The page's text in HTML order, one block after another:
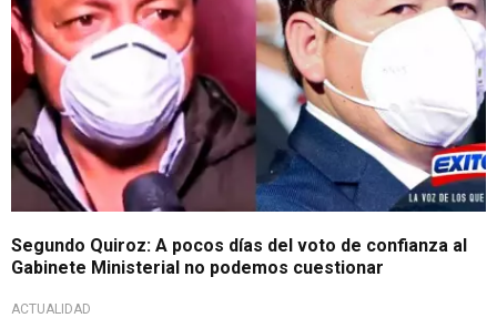
Segundo Quiroz: A pocos días del voto de confianza al
Gabinete Ministerial no podemos cuestionar
ACTUALIDAD